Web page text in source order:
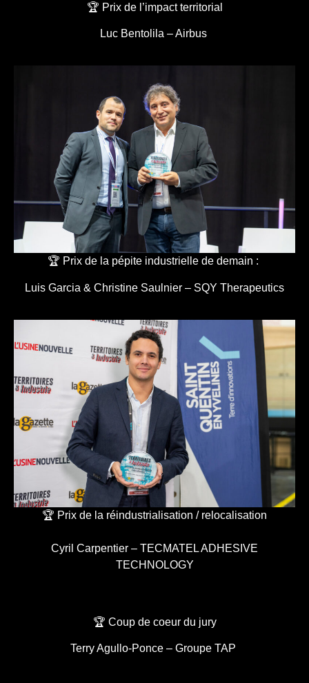
🏆 Prix de l’impact territorial
Luc Bentolila – Airbus
🏆 Prix de la pépite industrielle de demain :
Luis Garcia & Christine Saulnier – SQY Therapeutics
🏆 Prix de la réindustrialisation / relocalisation
Cyril Carpentier – TECMATEL ADHESIVE
TECHNOLOGY
🏆 Coup de coeur du jury
Terry Agullo-Ponce – Groupe TAP